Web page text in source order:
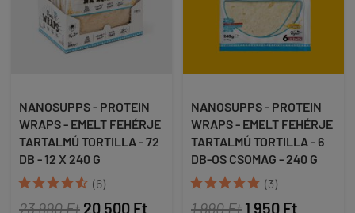
NANOSUPPS - PROTEIN
WRAPS - EMELT FEHÉRJE
TARTALMÚ TORTILLA - 72
DB - 12 X 240 G
 (6)
23 990 Ft 20 500 Ft
NANOSUPPS - PROTEIN
WRAPS - EMELT FEHÉRJE
TARTALMÚ TORTILLA - 6
DB-OS CSOMAG - 240 G
 (3)
1 990 Ft 1 950 Ft